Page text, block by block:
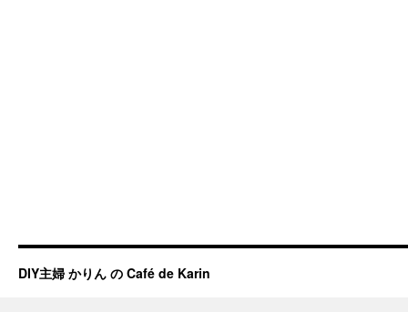
DIY主婦 かりん の Café de Karin